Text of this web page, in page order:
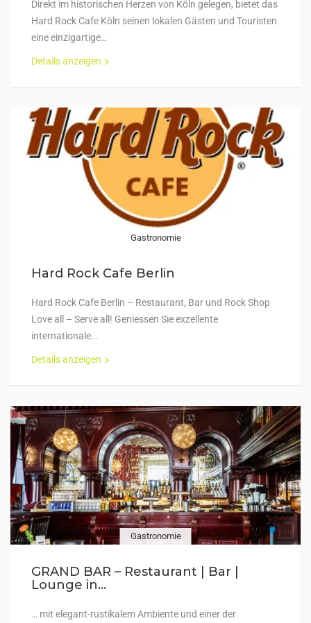
Direkt im historischen Herzen von Köln gelegen, bietet das
Hard Rock Cafe Köln seinen lokalen Gästen und Touristen
eine einzigartige…
Details anzeigen
Gastronomie
Hard Rock Cafe Berlin
Hard Rock Cafe Berlin – Restaurant, Bar und Rock Shop
Love all – Serve all! Geniessen Sie exzellente
internationale…
Details anzeigen
Gastronomie
GRAND BAR – Restaurant | Bar |
Lounge in...
… mit elegant-rustikalem Ambiente und einer der